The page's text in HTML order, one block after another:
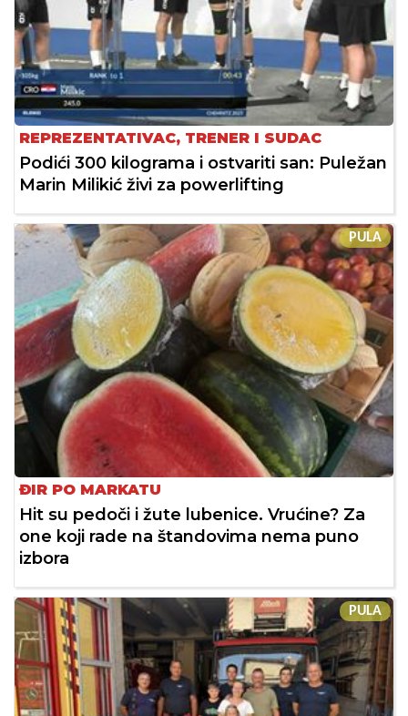
REPREZENTATIVAC, TRENER I SUDAC
Podići 300 kilograma i ostvariti san: Puležan
Marin Milikić živi za powerlifting
PULA
ĐIR PO MARKATU
Hit su pedoči i žute lubenice. Vrućine? Za
one koji rade na štandovima nema puno
izbora
PULA